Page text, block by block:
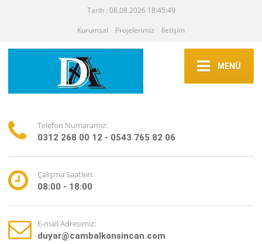
Tarih : 08.08.2026 18:45:49
Kurumsal
Projelerimiz İletişim
MENÜ
Telefon Numaramız:
0312 268 00 12 - 0543 765 82 06
Çalışma Saatleri:
08:00 - 18:00
E-mail Adresimiz:
duyar@cambalkonsincan.com